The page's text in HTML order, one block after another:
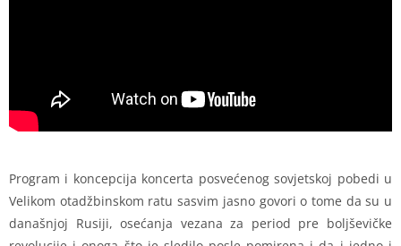
Program i koncepcija koncerta posvećenog sovjetskoj pobedi u
Velikom otadžbinskom ratu sasvim jasno govori o tome da su u
današnjoj Rusiji, osećanja vezana za period pre boljševičke